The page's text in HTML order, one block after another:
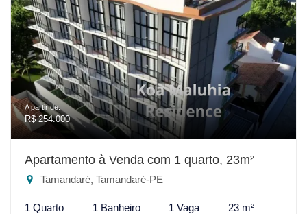
A partir de:
R$ 254.000
Apartamento à Venda com 1 quarto, 23m²
Tamandaré, Tamandaré-PE
1 Quarto 1 Banheiro 1 Vaga 23 m²